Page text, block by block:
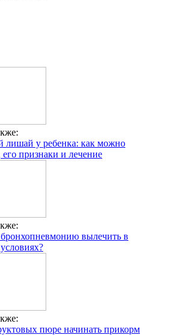
лишай у ребенка: как можно
его признаки и лечение
вылечить в
пюре начинать прикорм